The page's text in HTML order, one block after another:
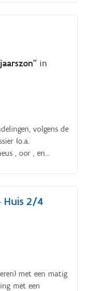
parameters);.
in
volgens de
(o.a.
, oor , en
Huis 2/4
met een matig
met een